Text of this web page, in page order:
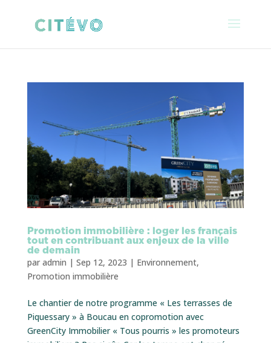
Promotion immobilière : loger les français
tout en contribuant aux enjeux de la ville
de demain
par admin | Sep 12, 2023 | Environnement,
Promotion immobilière
Le chantier de notre programme « Les terrasses de
Piquessary » à Boucau en copromotion avec
GreenCity Immobilier « Tous pourris » les promoteurs